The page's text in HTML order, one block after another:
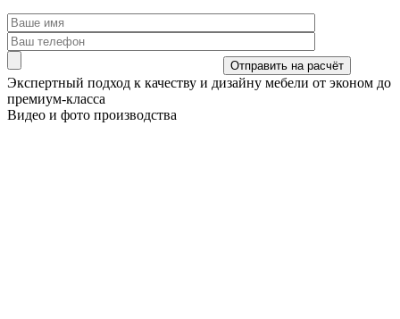
Экспертный подход к качеству и дизайну мебели от эконом до
премиум-класса
Видео и фото производства